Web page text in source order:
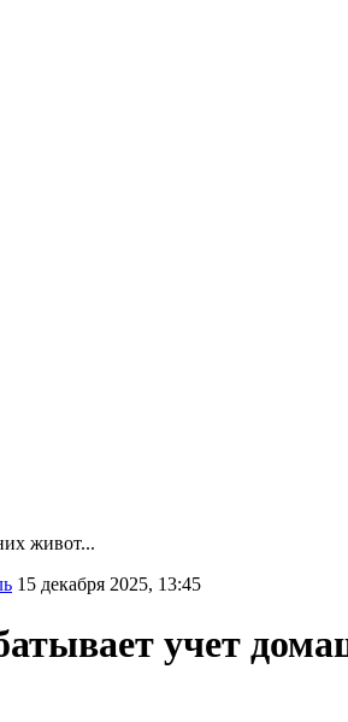
живот...
15 декабря 2025, 13:45
учет